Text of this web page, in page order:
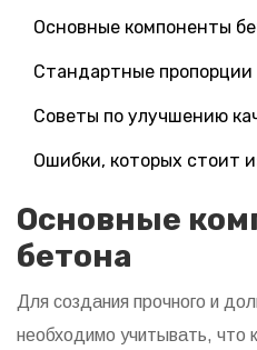
Основные компоненты
Стандартные пропорции
Советы по улучшению
Ошибки, которых стоит
Основные
бетона
Для создания прочного и
необходимо учитывать, что